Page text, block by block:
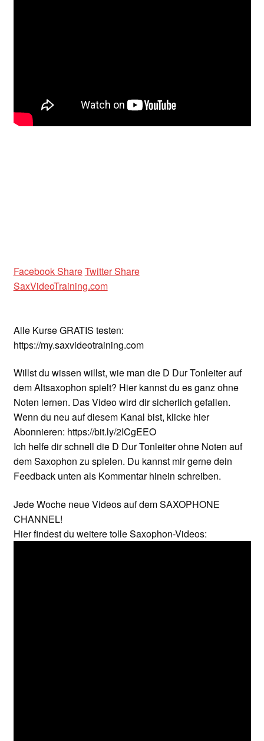
KONTAKT
Facebook ShareTwitter Share
SaxVideoTraining.com
Alle Kurse GRATIS testen:
https://my.saxvideotraining.com
Willst du wissen willst, wie man die D Dur Tonleiter auf
dem Altsaxophon spielt? Hier kannst du es ganz ohne
Noten lernen. Das Video wird dir sicherlich gefallen.
Wenn du neu auf diesem Kanal bist, klicke hier
Abonnieren: https://bit.ly/2ICgEEO
Ich helfe dir schnell die D Dur Tonleiter ohne Noten auf
dem Saxophon zu spielen. Du kannst mir gerne dein
Feedback unten als Kommentar hinein schreiben.
Jede Woche neue Videos auf dem SAXOPHONE
CHANNEL!
Hier findest du weitere tolle Saxophon-Videos: